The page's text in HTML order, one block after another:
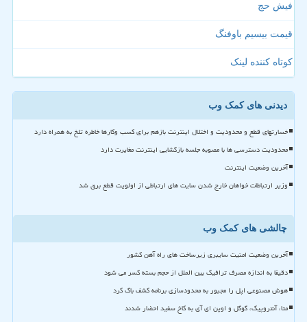
فیش حج
قیمت بیسیم باوفنگ
کوتاه کننده لینک
دیدنی های کمک وب
خسارتهای قطع و محدودیت و اختلال اینترنت بازهم برای کسب وکارها خاطره تلخ به همراه دارد
محدودیت دسترسی ها با مصوبه جلسه بازگشایی اینترنت مغایرت دارد
آخرین وضعیت اینترنت
وزیر ارتباطات خواهان خارج شدن سایت های ارتباطی از اولویت قطع برق شد
چالشی های کمک وب
آخرین وضعیت امنیت سایبری زیرساخت های راه آهن کشور
دقیقا به اندازه مصرف ترافیک بین الملل از حجم بسته کسر می شود
هوش مصنوعی اپل را مجبور به محدودسازی برنامه کشف باگ کرد
متا، آنتروپیک، گوگل و اوپن ای آی به کاخ سفید احضار شدند